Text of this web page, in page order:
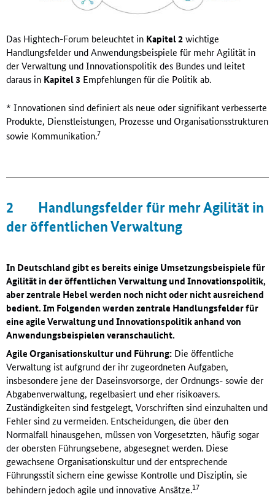
Das Hightech-Forum beleuchtet in Kapitel 2wichtige
Handlungsfelder und Anwendungsbeispiele für mehr Agilität in
der Verwaltung und Innovationspolitik des Bundes und leitet
daraus in Kapitel 3 Empfehlungen für die Politik ab.
* Innovationen sind definiert als neue oder signifikant verbesserte
Produkte, Dienstleistungen, Prozesse und Organisationsstrukturen
sowie Kommunikation.7
2
Handlungsfelder für mehr Agilität in
der öffentlichen Verwaltung
In Deutschland gibt es bereits einige Umsetzungsbeispiele für
Agilität in der öffentlichen Verwaltung und Innovationspolitik,
aber zentrale Hebel werden noch nicht oder nicht ausreichend
bedient. Im Folgenden werden zentrale Handlungsfelder für
eine agile Verwaltung und Innovationspolitik anhand von
Anwendungsbeispielen veranschaulicht.
Agile Organisationskultur und Führung: Die öffentliche
Verwaltung ist aufgrund der ihr zugeordneten Aufgaben,
insbesondere jene der Daseinsvorsorge, der Ordnungs- sowie der
Abgabenverwaltung, regelbasiert und eher risikoavers.
Zuständigkeiten sind festgelegt, Vorschriften sind einzuhalten und
Fehler sind zu vermeiden. Entscheidungen, die über den
Normalfall hinausgehen, müssen von Vorgesetzten, häufig sogar
der obersten Führungsebene, abgesegnet werden. Diese
gewachsene Organisationskultur und der entsprechende
Führungsstil sichern eine gewisse Kontrolle und Disziplin, sie
behindern jedoch agile und innovative Ansätze.17